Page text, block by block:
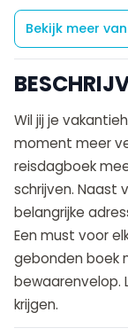
Bekijk meer van
Wil jij je
moment meer
reisdagboek
schrijven. Naast
belangrijke
Een must voor
gebonden boek
bewaarenvelop.
krijgen.